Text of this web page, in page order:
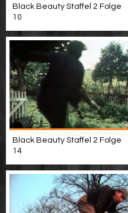
Black Beauty Staffel 2 Folge
10
Black Beauty Staffel 2 Folge
14